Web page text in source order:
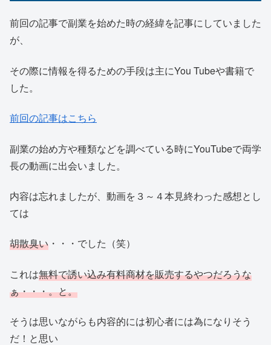
前回の記事で副業を始めた時の経緯を記事にしていました
が、
その際に情報を得るための手段は主にYou Tubeや書籍で
した。
前回の記事はこちら
副業の始め方や種類などを調べている時にYouTubeで両学
長の動画に出会いました。
内容は忘れましたが、動画を３～４本見終わった感想とし
ては
胡散臭い ・・・でした（笑）
これは無料で誘い込み有料商材を販売するやつだろうな
ぁ・・・。と。
そうは思いながらも内容的には初心者には為になりそう
だ！と思い